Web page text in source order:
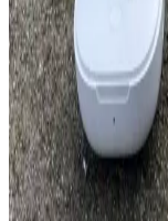
Kablosuz
Kalitesi:
Kablosuz Bluetooth
kalitesi ile öne
daha net ve kaliteli
Kablosuz
Arasındaki